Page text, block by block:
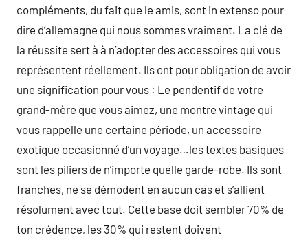
compléments, du fait que le amis, sont in extenso pour
dire d’allemagne qui nous sommes vraiment. La clé de
la réussite sert à à n’adopter des accessoires qui vous
représentent réellement. Ils ont pour obligation de avoir
une signification pour vous : Le pendentif de votre
grand-mère que vous aimez, une montre vintage qui
vous rappelle une certaine période, un accessoire
exotique occasionné d’un voyage…les textes basiques
sont les piliers de n’importe quelle garde-robe. Ils sont
franches, ne se démodent en aucun cas et s’allient
résolument avec tout. Cette base doit sembler 70% de
ton crédence, les 30% qui restent doivent